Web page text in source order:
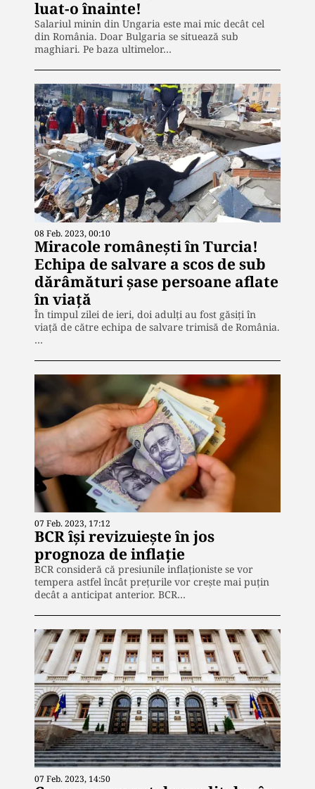
luat-o înainte!
Salariul minin din Ungaria este mai mic decât cel
din România. Doar Bulgaria se situează sub
maghiari. Pe baza ultimelor…
08 Feb. 2023, 00:10
Miracole românești în Turcia!
Echipa de salvare a scos de sub
dărâmături șase persoane aflate
în viață
În timpul zilei de ieri, doi adulți au fost găsiți în
viață de către echipa de salvare trimisă de România.
…
07 Feb. 2023, 17:12
BCR își revizuiește în jos
prognoza de inflație
BCR consideră că presiunile inflaționiste se vor
tempera astfel încât prețurile vor crește mai puțin
decât a anticipat anterior. BCR…
07 Feb. 2023, 14:50